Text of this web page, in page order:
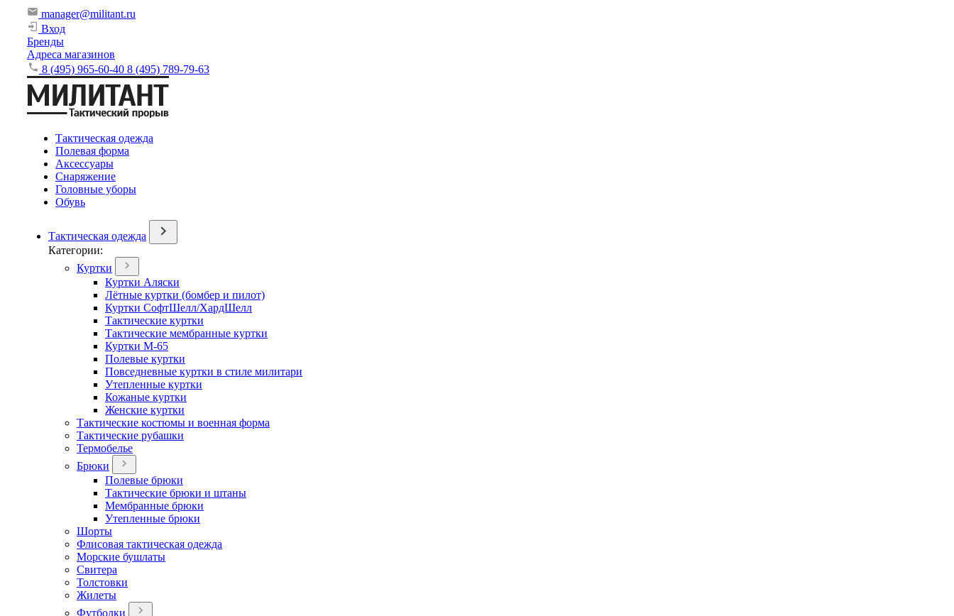
manager@militant.ru
Вход
Бренды
Адреса магазинов
8 (495) 965-60-40 8 (495) 789-79-63
Тактическая одежда
Полевая форма
Аксессуары
Снаряжение
Головные уборы
Обувь
Тактическая одежда
Категории:
Куртки
Куртки Аляски
Лётные куртки (бомбер и пилот)
Куртки СофтШелл/ХардШелл
Тактические куртки
Тактические мембранные куртки
Куртки М-65
Полевые куртки
Повседневные куртки в стиле милитари
Утепленные куртки
Кожаные куртки
Женские куртки
Тактические костюмы и военная форма
Тактические рубашки
Термобелье
Брюки
Полевые брюки
Тактические брюки и штаны
Мембранные брюки
Утепленные брюки
Шорты
Флисовая тактическая одежда
Морские бушлаты
Свитера
Толстовки
Жилеты
Футболки